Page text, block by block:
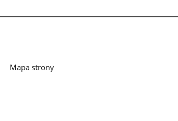
Mapa strony